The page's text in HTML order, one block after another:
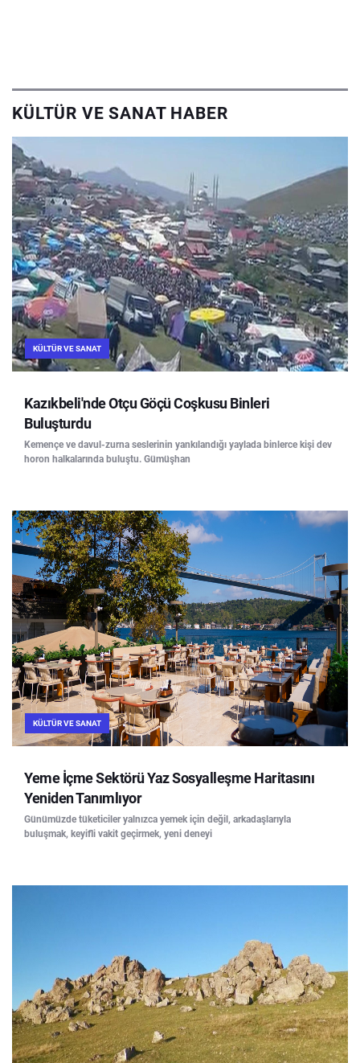
KÜLTÜR VE SANAT HABER
KÜLTÜR VE SANAT
Kazıkbeli'nde Otçu Göçü Coşkusu Binleri
Buluşturdu
Kemençe ve davul-zurna seslerinin yankılandığı yaylada binlerce kişi dev
horon halkalarında buluştu. Gümüşhan
KÜLTÜR VE SANAT
Yeme İçme Sektörü Yaz Sosyalleşme Haritasını
Yeniden Tanımlıyor
Günümüzde tüketiciler yalnızca yemek için değil, arkadaşlarıyla
buluşmak, keyifli vakit geçirmek, yeni deneyi